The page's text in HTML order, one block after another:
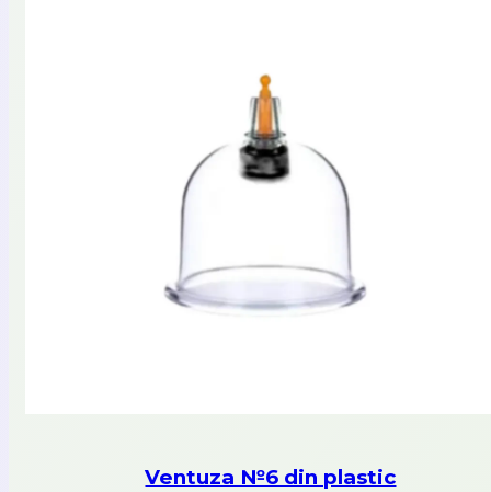
Ventuza №6 din plastic